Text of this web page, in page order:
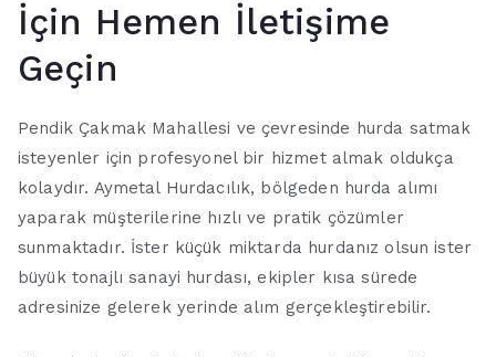
İçin Hemen İletişime
Geçin
Pendik Çakmak Mahallesi ve çevresinde hurda satmak
isteyenler için profesyonel bir hizmet almak oldukça
kolaydır. Aymetal Hurdacılık, bölgeden hurda alımı
yaparak müşterilerine hızlı ve pratik çözümler
sunmaktadır. İster küçük miktarda hurdanız olsun ister
büyük tonajlı sanayi hurdası, ekipler kısa sürede
adresinize gelerek yerinde alım gerçekleştirebilir.